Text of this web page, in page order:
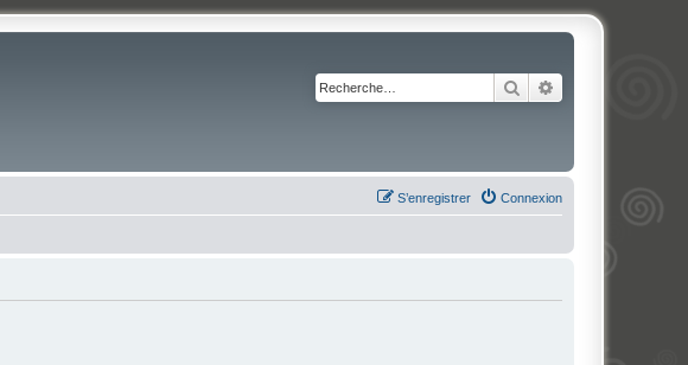
Rechercher
Connexion
S’enregistrer